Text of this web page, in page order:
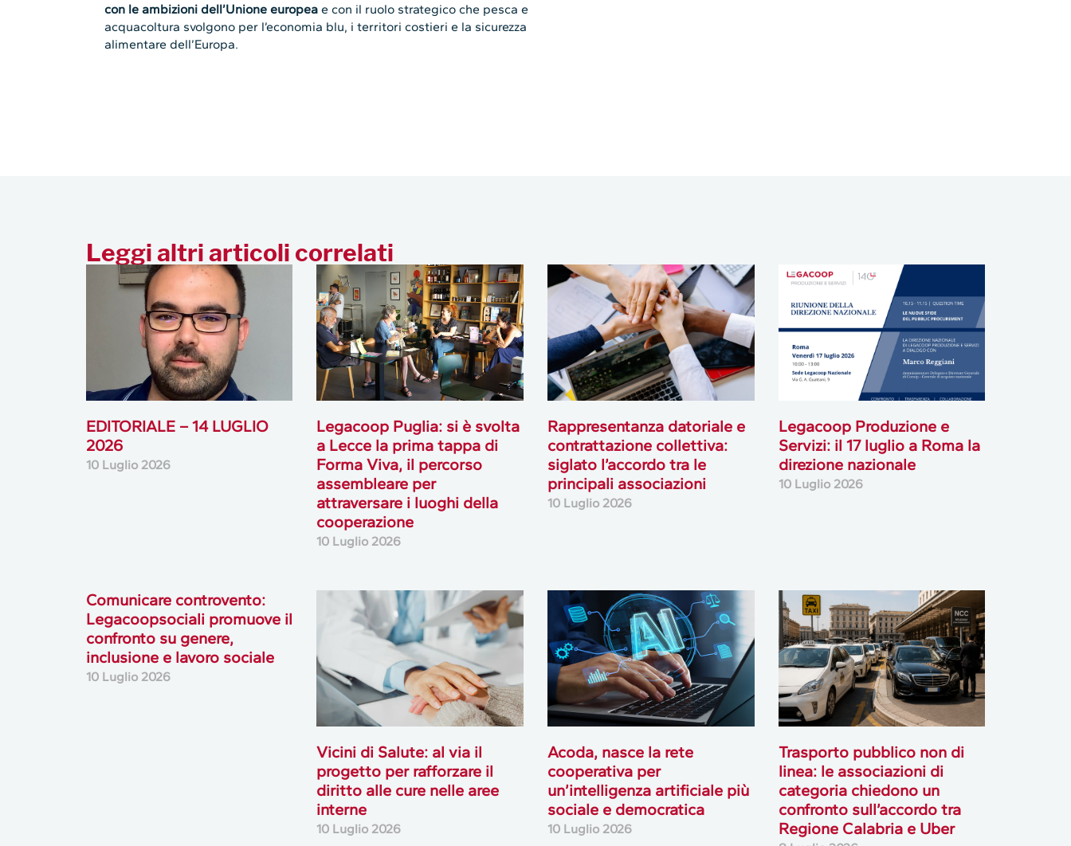
con le ambizioni dell’Unione europea e con il ruolo strategico che pesca e
acquacoltura svolgono per l’economia blu, i territori costieri e la sicurezza
alimentare dell’Europa.
Leggi altri articoli correlati
EDITORIALE – 14 LUGLIO
2026
10 Luglio 2026
Legacoop Puglia: si è svolta
a Lecce la prima tappa di
Forma Viva, il percorso
assembleare per
attraversare i luoghi della
cooperazione
10 Luglio 2026
Rappresentanza datoriale e
contrattazione collettiva:
siglato l’accordo tra le
principali associazioni
10 Luglio 2026
Legacoop Produzione e
Servizi: il 17 luglio a Roma la
direzione nazionale
10 Luglio 2026
Comunicare controvento:
Legacoopsociali promuove il
confronto su genere,
inclusione e lavoro sociale
10 Luglio 2026
Vicini di Salute: al via il
progetto per rafforzare il
diritto alle cure nelle aree
interne
10 Luglio 2026
Acoda, nasce la rete
cooperativa per
un’intelligenza artificiale più
sociale e democratica
10 Luglio 2026
Trasporto pubblico non di
linea: le associazioni di
categoria chiedono un
confronto sull’accordo tra
Regione Calabria e Uber